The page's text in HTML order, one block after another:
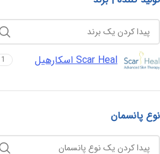
Scar Heal اسکارهیل 1
نوع پانسمان